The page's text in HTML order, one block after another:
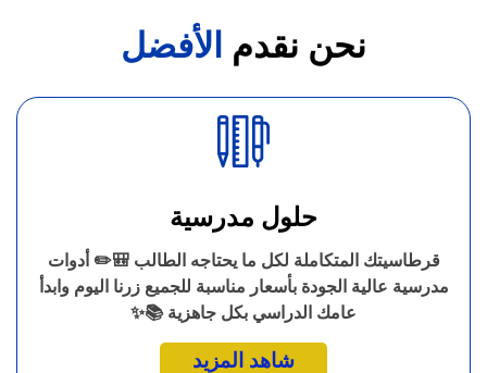
نحن نقدم الأفضل
حلول مدرسية
قرطاسيتك المتكاملة لكل ما يحتاجه الطالب 🎒✏️ أدوات
مدرسية عالية الجودة بأسعار مناسبة للجميع زرنا اليوم وابدأ
عامك الدراسي بكل جاهزية 📚✨
شاهد المزيد